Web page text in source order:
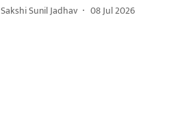
Sakshi Sunil Jadhav 08 Jul 2026